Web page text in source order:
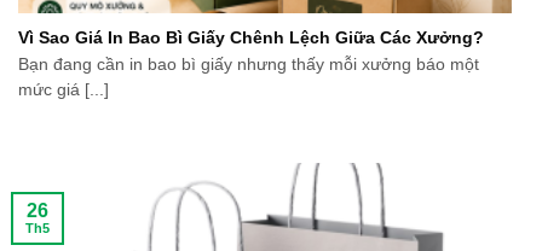
Vì Sao Giá In Bao Bì Giấy Chênh Lệch Giữa Các Xưởng?
Bạn đang cần in bao bì giấy nhưng thấy mỗi xưởng báo một
mức giá [...]
26
Th5